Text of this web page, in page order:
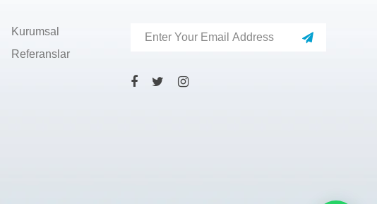
Kurumsal
Referanslar